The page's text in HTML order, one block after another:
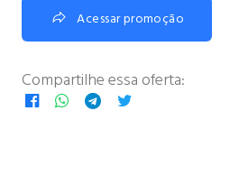
Acessar promoção
Compartilhe essa oferta: